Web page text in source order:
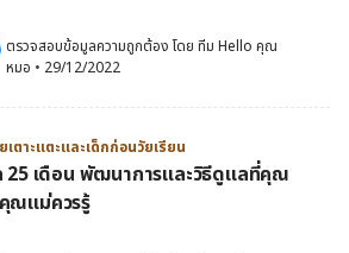
ตรวจสอบข้อมูลความถูกต้อง โดย ทีม Hello คุณ
หมอ • 29/12/2022
เตาะแตะและเด็กก่อนวัยเรียน
25 เดือน พัฒนาการและวิธีดูแลที่คุณ
ณแม่ควรรู้